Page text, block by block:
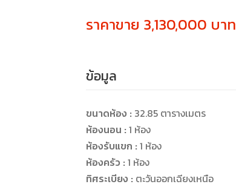
ราคาขาย 3,130,000 บาท
ข้อมูล
ขนาดห้อง : 32.85 ตารางเมตร
ห้องนอน :1 ห้อง
ห้องรับแขก :1 ห้อง
ห้องครัว :1 ห้อง
ทิศระเบียง : ตะวันออกเฉียงเหนือ